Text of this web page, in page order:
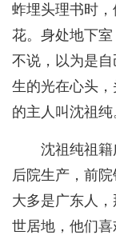
蚱埋头理书时
花。身处地下
不说，以为是
生的光在心头
的主人叫沈祖纯
沈祖纯祖籍
后院生产，前
大多是广东人
世居地，他们